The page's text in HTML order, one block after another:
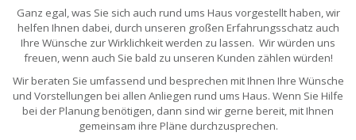
Ganz egal, was Sie sich auch rund ums Haus vorgestellt haben, wir
helfen Ihnen dabei, durch unseren großen Erfahrungsschatz auch
Ihre Wünsche zur Wirklichkeit werden zu lassen. Wir würden uns
freuen, wenn auch Sie bald zu unseren Kunden zählen würden!
Wir beraten Sie umfassend und besprechen mit Ihnen Ihre Wünsche
und Vorstellungen bei allen Anliegen rund ums Haus. Wenn Sie Hilfe
bei der Planung benötigen, dann sind wir gerne bereit, mit Ihnen
gemeinsam ihre Pläne durchzusprechen.